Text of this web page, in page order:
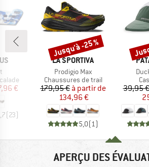
réduit
€
(23)
MARQUE
LA SPORTIVA
Article
Prodigio Max
Product group
Chaussures de trail
Prix
179,95 € Prix réduit
à partir de
134,96 €
5,0(1 )
Remise
Jusqu'à -25 %
39,95 €
APERÇU DES